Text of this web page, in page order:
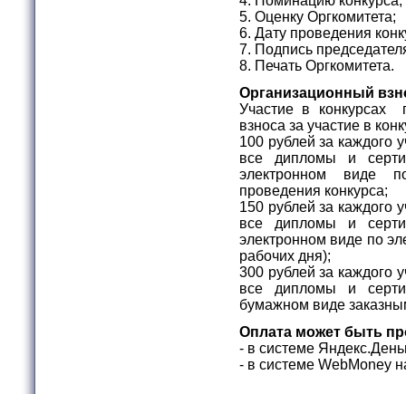
5. Оценку Оргкомитета;
6. Дату проведения
7. Подпись
8. Печать Оргкомитета.
Организационный
Участие в конкурсах
взноса за участие в
100 рублей за каждого
все дипломы и
электронном виде
проведения конкурса;
150 рублей за каждого
все дипломы и
электронном виде по
рабочих дня);
300 рублей за каждого
все дипломы и
бумажном виде
Оплата может быть
- в системе
- в системе